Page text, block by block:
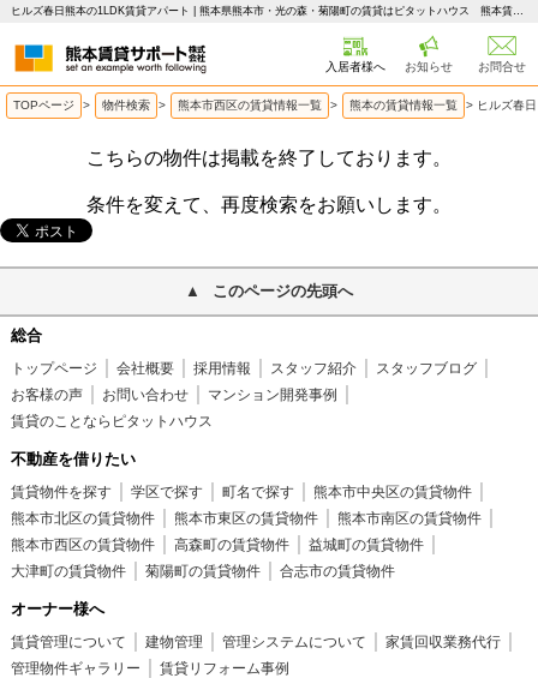
ヒルズ春日熊本の1LDK賃貸アパート | 熊本県熊本市・光の森・菊陽町の賃貸はピタットハウス 熊本賃貸サポート
入居者様へ お知らせ お問合せ
TOPページ > 物件検索 > 熊本市西区の賃貸情報一覧 > 熊本の賃貸情報一覧 > ヒルズ春
こちらの物件は掲載を終了しております。
条件を変えて、再度検索をお願いします。
このページの先頭へ
総合
トップページ 会社概要 採用情報 スタッフ紹介
スタッフブログ
お客様の声
お問い合わせ
マンション開発事例
賃貸のことならピタットハウス
不動産を借りたい
賃貸物件を探す 学区で探す 町名で探す
熊本市中央区の賃貸物件
熊本市北区の賃貸物件
熊本市東区の賃貸物件
熊本市南区の賃貸物件
熊本市西区の賃貸物件
高森町の賃貸物件
益城町の賃貸物件
大津町の賃貸物件
菊陽町の賃貸物件 合志市の賃貸物件
オーナー様へ
賃貸管理について 建物管理 管理システムについて
家賃回収業務代行
管理物件ギャラリー
賃貸リフォーム事例